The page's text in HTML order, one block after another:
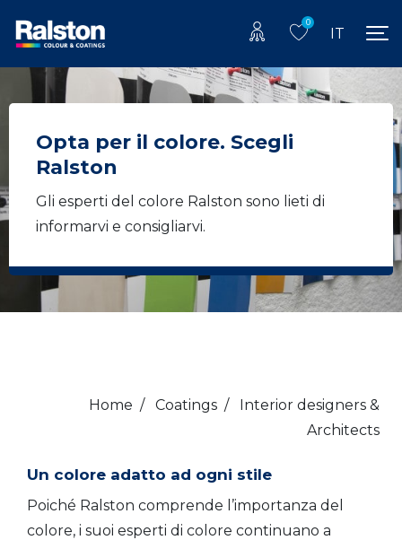
0
IT
Opta per il colore. Scegli
Ralston
Gli esperti del colore Ralston sono lieti di
informarvi e consigliarvi.
Home / Coatings / Interior designers &
Architects
Un colore adatto ad ogni stile
Poiché Ralston comprende l’importanza del
colore, i suoi esperti di colore continuano a